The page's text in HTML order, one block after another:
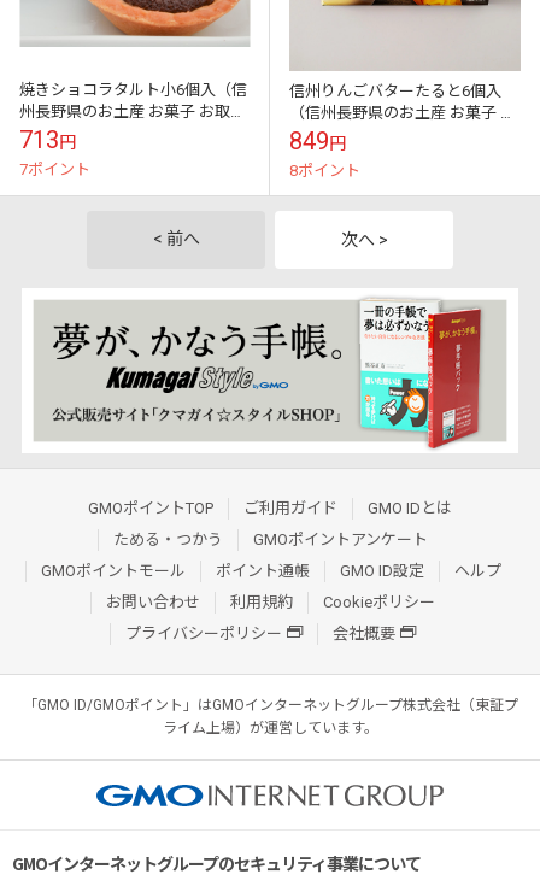
焼きショコラタルト小6個入（信
州長野県のお土産 お菓子 お取り
寄せ スイーツ ギフト）
713円
7ポイント
信州りんごバターたると6個入
（信州長野県のお土産 お菓子 お
取り寄せ スイーツ ギフト）
849円
8ポイント
< 前へ 次へ >
GMOポイントTOP ご利用ガイド
GMO IDとは
ためる・つかう
GMOポイントアンケート
GMOポイントモール
ポイント通帳 GMO ID設定
ヘルプ
お問い合わせ
利用規約
Cookieポリシー
プライバシーポリシー
会社概要
「GMO ID/GMOポイント」はGMOインターネットグループ株式会社（東証プ
ライム上場）が運営しています。
GMOインターネットグループのセキュリティ事業について